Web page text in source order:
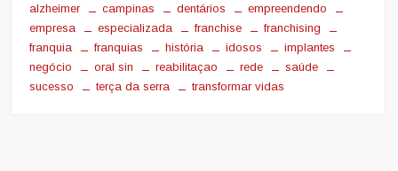
alzheimer campinas dentários
empreendendo
empresa
especializada franchise
franchising
franquia
franquias história idosos
implantes
negócio
oral sin reabilitaçao rede
saúde
sucesso
terça da serra transformar vidas